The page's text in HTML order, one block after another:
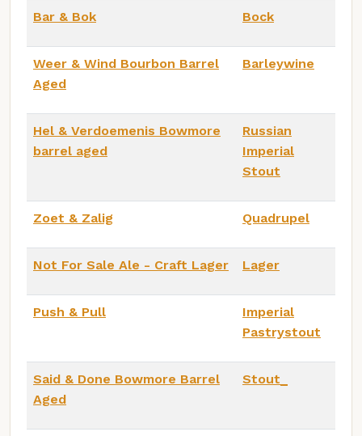
Bar & Bok Bock
Weer & Wind Bourbon Barrel
Aged
Barleywine
Hel & Verdoemenis Bowmore
barrel aged
Russian
Imperial
Stout
Zoet & Zalig Quadrupel
Not For Sale Ale - Craft Lager Lager
Push & Pull
Imperial
Pastrystout
Said & Done Bowmore Barrel
Aged
Stout_